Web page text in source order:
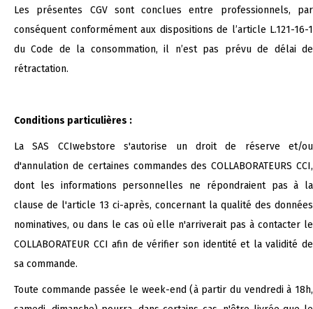
Les présentes CGV sont conclues entre professionnels, par
conséquent conformément aux dispositions de l’article L.121-16-1
du Code de la consommation, il n’est pas prévu de délai de
rétractation.
Conditions particulières :
La SAS CCIwebstore s'autorise un droit de réserve et/ou
d'annulation de certaines commandes des COLLABORATEURS CCI,
dont les informations personnelles ne répondraient pas à la
clause de l'article 13 ci-après, concernant la qualité des données
nominatives, ou dans le cas où elle n'arriverait pas à contacter le
COLLABORATEUR CCI afin de vérifier son identité et la validité de
sa commande.
Toute commande passée le week-end (à partir du vendredi à 18h,